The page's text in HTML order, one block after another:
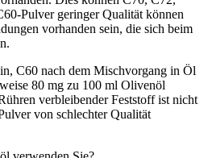
Pulver geringer Qualität können
vorhanden sein, die sich beim
C60 nach dem Mischvorgang in Öl
80 mg zu 100 ml Olivenöl
verbleibender Feststoff ist nicht
von schlechter Qualität